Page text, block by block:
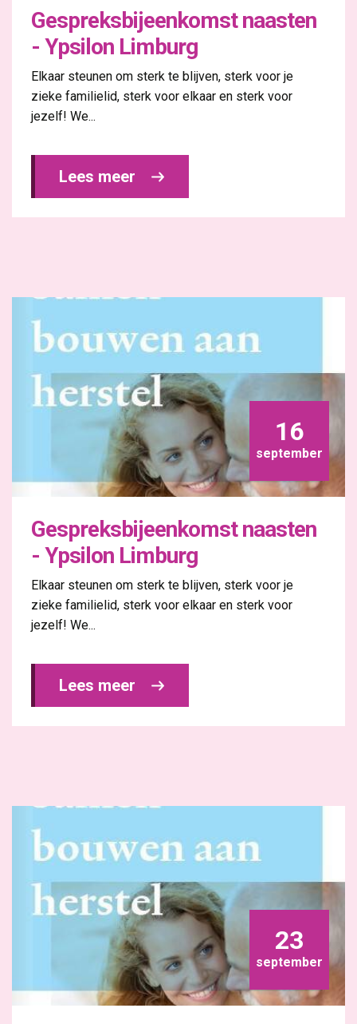
Gespreksbijeenkomst naasten
- Ypsilon Limburg
Elkaar steunen om sterk te blijven, sterk voor je
zieke familielid, sterk voor elkaar en sterk voor
jezelf! We...
Lees meer
16
september
Gespreksbijeenkomst naasten
- Ypsilon Limburg
Elkaar steunen om sterk te blijven, sterk voor je
zieke familielid, sterk voor elkaar en sterk voor
jezelf! We...
Lees meer
23
september